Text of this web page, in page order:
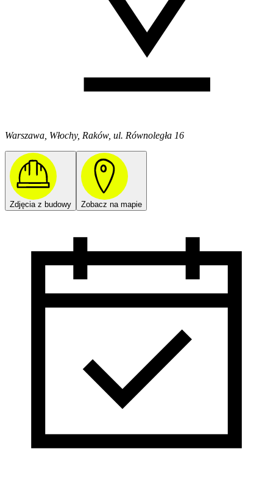
Warszawa, Włochy, Raków, ul. Równoległa 16
Zdjęcia z budowy Zobacz na mapie